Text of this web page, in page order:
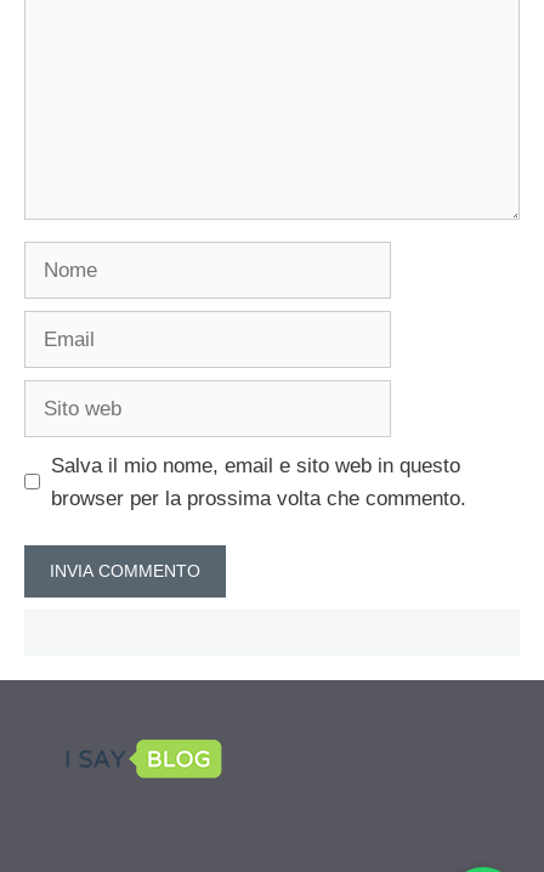
Nome
Email
Sito
Salva il mio nome, email e sito web in questo
browser per la prossima volta che commento.